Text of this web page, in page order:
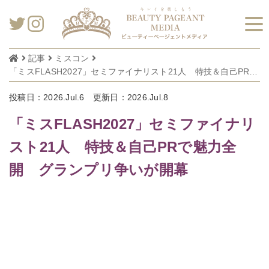
記事
ミスコン
投稿日：2026.Jul.6 更新日：2026.Jul.8
「ミスFLASH2027」セミファイナリ
スト21人 特技＆自己PRで魅力全
開 グランプリ争いが開幕